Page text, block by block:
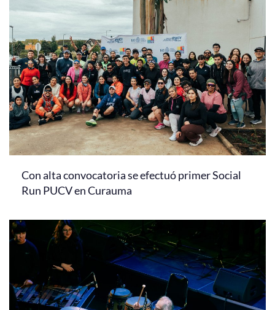
Con alta convocatoria se efectuó primer Social
Run PUCV en Curauma